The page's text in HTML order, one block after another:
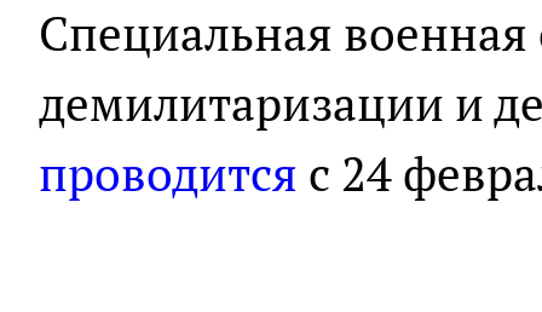
Специальная
демилитаризации и
проводится с 24